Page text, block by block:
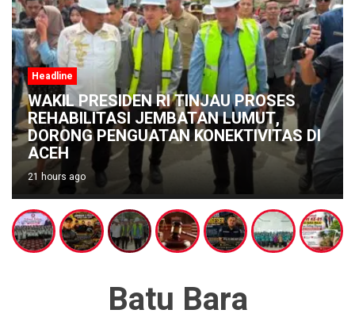
Headline
WAKIL PRESIDEN RI TINJAU PROSES
REHABILITASI JEMBATAN LUMUT,
DORONG PENGUATAN KONEKTIVITAS DI
ACEH
21 hours ago
Batu Bara